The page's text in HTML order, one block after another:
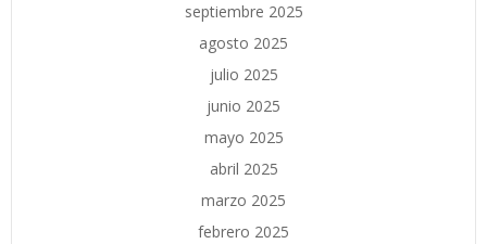
septiembre 2025
agosto 2025
julio 2025
junio 2025
mayo 2025
abril 2025
marzo 2025
febrero 2025